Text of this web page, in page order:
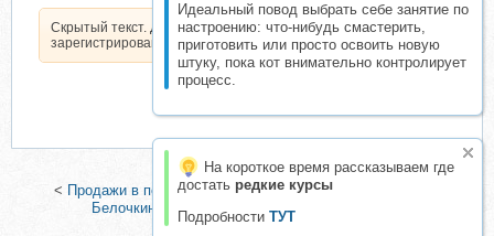
Идеальный повод выбрать себе занятие по
настроению: что-нибудь смастерить,
приготовить или просто освоить новую
штуку, пока кот внимательно контролирует
процесс.
На короткое время рассказываем где
достать редкие курсы
Подробности ТУТ
Скрытый текст. Доступен только
зарегистрированным пользователям.
< Продажи в переписке в 2026 году. Тариф Vip (Настасья
Белочкина)
|Блог без боли (Маруся Энгель)